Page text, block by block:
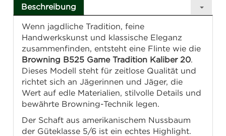
Beschreibung
Wenn jagdliche Tradition, feine
Handwerkskunst und klassische Eleganz
zusammenfinden, entsteht eine Flinte wie die
Browning B525 Game Tradition Kaliber 20.
Dieses Modell steht für zeitlose Qualität und
richtet sich an Jägerinnen und Jäger, die
Wert auf edle Materialien, stilvolle Details und
bewährte Browning-Technik legen.
Der Schaft aus amerikanischem Nussbaum
der Güteklasse 5/6 ist ein echtes Highlight.